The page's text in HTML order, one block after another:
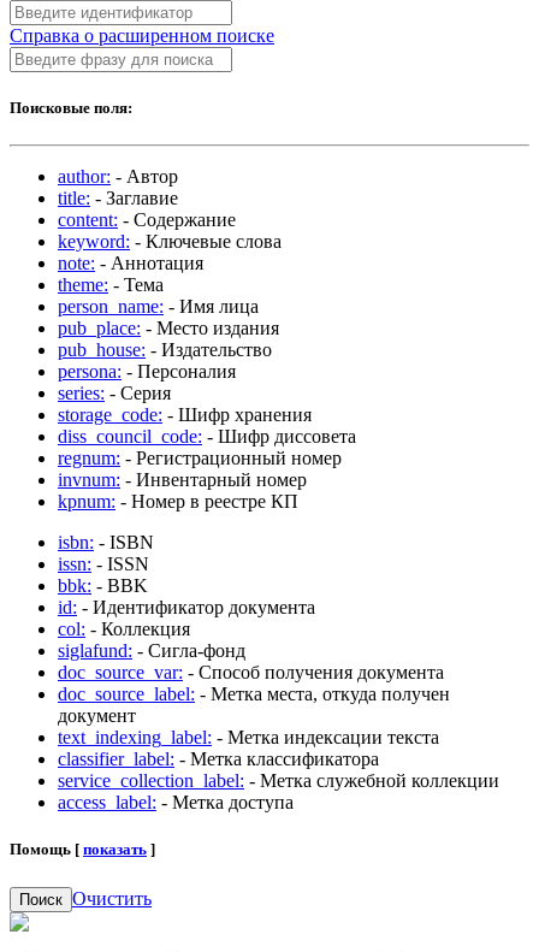
Справка о расширенном поиске
Поисковые поля:
author: - Автор
title: - Заглавие
content: - Содержание
keyword: - Ключевые слова
note: - Аннотация
theme: - Тема
person_name: - Имя лица
pub_place: - Место издания
pub_house: - Издательство
persona: - Персоналия
series: - Серия
storage_code: - Шифр хранения
diss_council_code: - Шифр диссовета
regnum: - Регистрационный номер
invnum: - Инвентарный номер
kpnum: - Номер в реестре КП
isbn: - ISBN
issn: - ISSN
bbk: - BBK
id: - Идентификатор документа
col: - Коллекция
siglafund: - Сигла-фонд
doc_source_var: - Способ получения документа
doc_source_label: - Метка места, откуда получен
документ
text_indexing_label: - Метка индексации текста
classifier_label: - Метка классификатора
service_collection_label: - Метка служебной коллекции
access_label: - Метка доступа
Помощь [ показать ]
Поиск Очистить